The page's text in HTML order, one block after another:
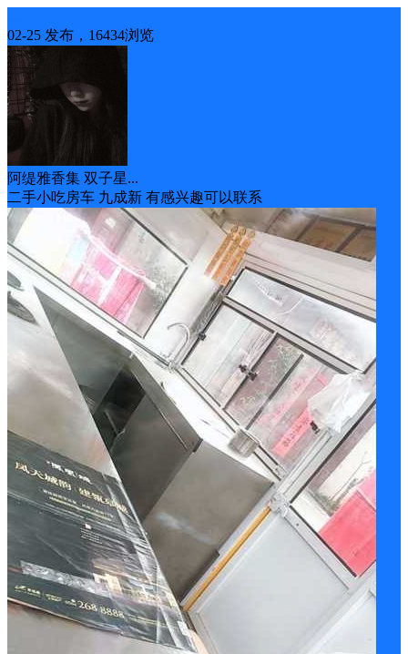
02-25 发布，16434浏览
阿缇雅香集 双子星...
二手小吃房车 九成新 有感兴趣可以联系